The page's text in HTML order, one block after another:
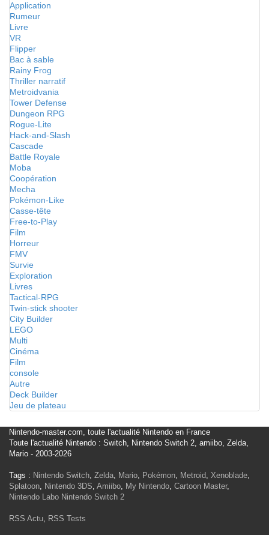
Application
Rumeur
Livre
VR
Flipper
Bac à sable
Rainy Frog
Thriller narratif
Metroidvania
Tower Defense
Dungeon RPG
Rogue-Lite
Hack-and-Slash
Cascade
Battle Royale
Moba
Coopération
Mecha
Pokémon-Like
Casse-tête
Free-to-Play
Film
Horreur
FMV
Survie
Exploration
Livres
Tactical-RPG
Twin-stick shooter
City Builder
LEGO
Multi
Cinéma
Film
console
Autre
Deck Builder
Jeu de plateau
Nintendo-master.com, toute l'actualité Nintendo en France
Toute l'actualité Nintendo : Switch, Nintendo Switch 2, amiibo, Zelda,
Mario - 2003-2026
Tags : Nintendo Switch, Zelda, Mario, Pokémon, Metroid, Xenoblade,
Splatoon, Nintendo 3DS, Amiibo, My Nintendo, Cartoon Master,
Nintendo Labo Nintendo Switch 2
RSS Actu, RSS Tests